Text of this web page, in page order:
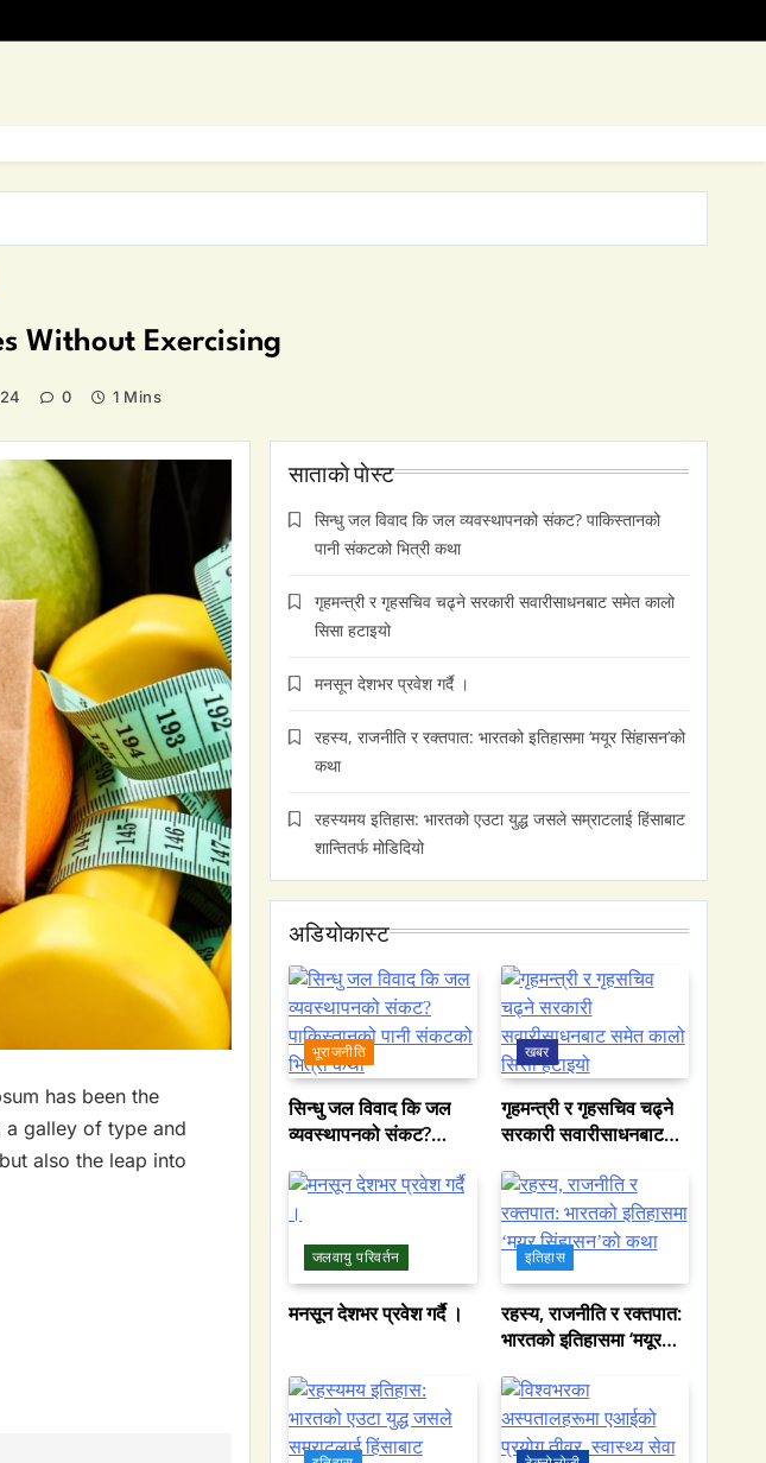
Without Exercising
0 1 Mins
has been the
a galley of type and
also the leap into
साताकाे पाेस्ट
सिन्धु जल विवाद कि जल व्यवस्थापनको संकट? पाकिस्तानको
पानी संकटको भित्री कथा
गृहमन्त्री र गृहसचिव चढ्ने सरकारी सवारीसाधनबाट समेत कालो
सिसा हटाइयो
मनसून देशभर प्रवेश गर्दै ।
रहस्य, राजनीति र रक्तपात: भारतको इतिहासमा ‘मयूर सिंहासन’को
कथा
रहस्यमय इतिहास: भारतको एउटा युद्ध जसले सम्राटलाई हिंसाबाट
शान्तितर्फ मोडिदियो
अडियाेकास्ट
भूराजनीति
सिन्धु जल विवाद कि जल
व्यवस्थापनको संकट?
भित्री कथा
खबर
गृहमन्त्री र गृहसचिव चढ्ने
सरकारी सवारीसाधनबाट
जलवायु परिवर्तन
मनसून देशभर प्रवेश गर्दै ।
इतिहास
रहस्य, राजनीति र रक्तपात:
भारतको इतिहासमा ‘मयूर